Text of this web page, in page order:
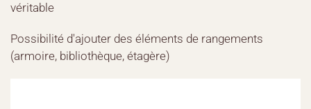
véritable
Possibilité d'ajouter des éléments de rangements
(armoire, bibliothèque, étagère)